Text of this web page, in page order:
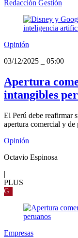
Redacción Gestión
Opinión
03/12/2025
05:00
Apertura
intangibles
El Perú debe reafirmar
apertura comercial y
Opinión
Octavio Espinosa
|
PLUS
G
Empresas